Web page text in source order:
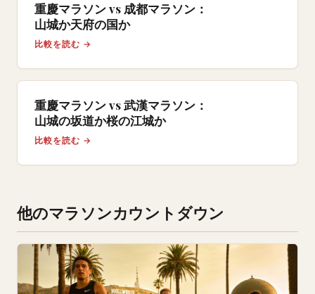
重慶マラソン vs 成都マラソン：
山城か天府の国か
比較を読む →
重慶マラソン vs 武漢マラソン：
山城の坂道か桜の江城か
比較を読む →
他のマラソンカウントダウン